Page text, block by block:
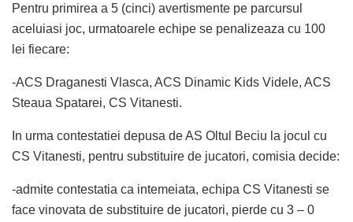
Pentru primirea a 5 (cinci) avertismente pe parcursul
aceluiasi joc, urmatoarele echipe se penalizeaza cu 100
lei fiecare:
-ACS Draganesti Vlasca, ACS Dinamic Kids Videle, ACS
Steaua Spatarei, CS Vitanesti.
In urma contestatiei depusa de AS Oltul Beciu la jocul cu
CS Vitanesti, pentru substituire de jucatori, comisia decide:
-admite contestatia ca intemeiata, echipa CS Vitanesti se
face vinovata de substituire de jucatori, pierde cu 3 – 0